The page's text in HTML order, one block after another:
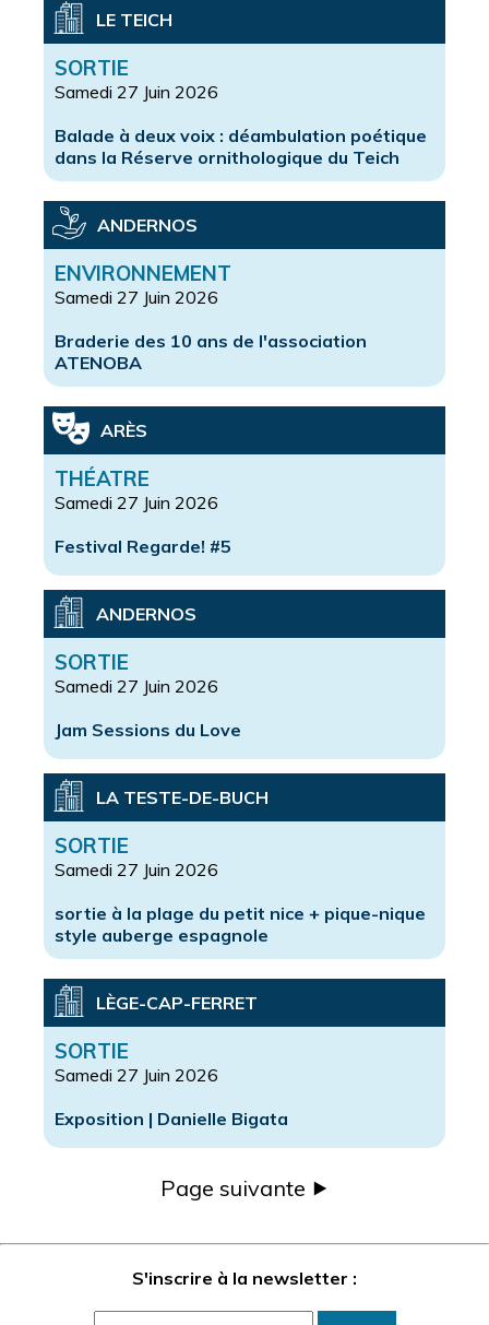
LE TEICH
SORTIE
Samedi 27 Juin 2026
Balade à deux voix : déambulation poétique
dans la Réserve ornithologique du Teich
ANDERNOS
ENVIRONNEMENT
Samedi 27 Juin 2026
Braderie des 10 ans de l'association
ATENOBA
ARÈS
THÉATRE
Samedi 27 Juin 2026
Festival Regarde! #5
ANDERNOS
SORTIE
Samedi 27 Juin 2026
Jam Sessions du Love
LA TESTE-DE-BUCH
SORTIE
Samedi 27 Juin 2026
sortie à la plage du petit nice + pique-nique
style auberge espagnole
LÈGE-CAP-FERRET
SORTIE
Samedi 27 Juin 2026
Exposition | Danielle Bigata
Page suivante ⯈
S'inscrire à la newsletter :